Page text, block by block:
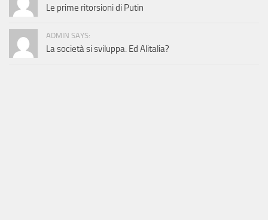
Le prime ritorsioni di Putin
ADMIN SAYS:
La società si sviluppa. Ed Alitalia?